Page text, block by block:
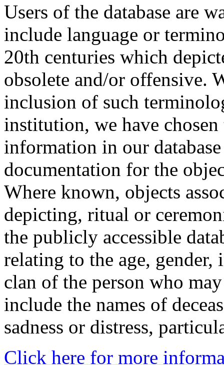
Users of the database are
include language or
20th centuries which
obsolete and/or offensive.
inclusion of such
institution, we have
information in our
documentation for the
Where known, objects
depicting, ritual or
the publicly accessible
relating to the age,
clan of the person who
include the names of
sadness or distress,
Click here for more